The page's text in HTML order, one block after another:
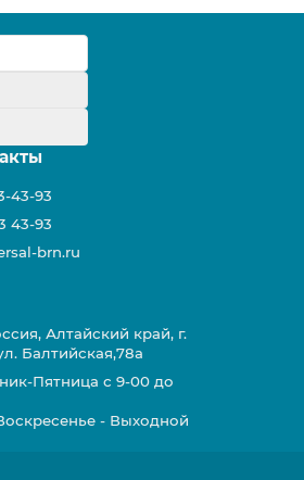
43-93
43-93
brn.ru
Алтайский край, г.
Балтийская,78а
Пятница с 9-00 до
- Выходной